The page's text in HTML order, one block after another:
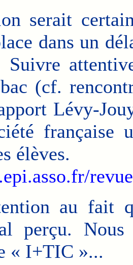
serait
dans un
Suivre
(cf.
Lévy-
française
élèves.
au fait
perçu.
« I+TIC »...